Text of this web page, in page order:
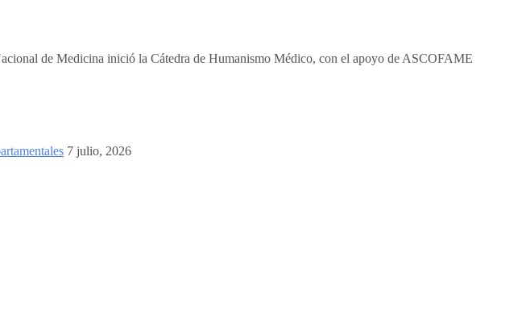
de Medicina inició la Cátedra de Humanismo Médico, con el apoyo de ASCOFAME
7 julio, 2026